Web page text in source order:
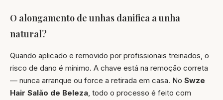
O alongamento de unhas danifica a unha
natural?
Quando aplicado e removido por profissionais treinados, o
risco de dano é mínimo. A chave está na remoção correta
— nunca arranque ou force a retirada em casa. No Swze
Hair Salão de Beleza, todo o processo é feito com